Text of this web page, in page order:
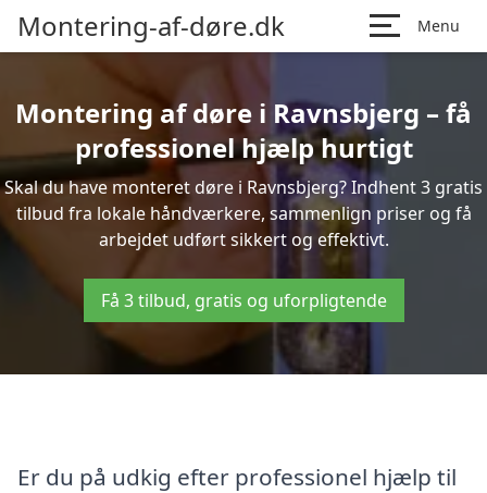
Montering-af-døre.dk Menu
Montering af døre i Ravnsbjerg – få
professionel hjælp hurtigt
Skal du have monteret døre i Ravnsbjerg? Indhent 3 gratis
tilbud fra lokale håndværkere, sammenlign priser og få
arbejdet udført sikkert og effektivt.
Få 3 tilbud, gratis og uforpligtende
Er du på udkig efter professionel hjælp til